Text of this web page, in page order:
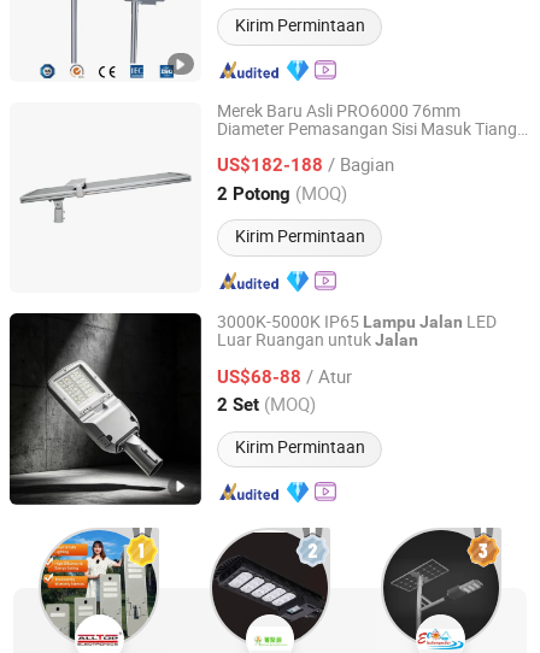
Kirim Permintaan
Merek Baru Asli PRO6000 76mm
Diameter Pemasangan Sisi Masuk Tiang
US$182-188 / Bagian
2 Potong (MOQ)
Kirim Permintaan
Jiangsu Longen Lighting Co., Ltd.
Jiangsu, China Harga mulai 2026
3000K-5000K IP65 Lampu Jalan LED
Luar Ruangan untukJalan
US$68-88 / Atur
2 Set (MOQ)
Kirim Permintaan
Yangzhou Qiangsheng Electric Co., Ltd.
Jiangsu, China Harga mulai 2026